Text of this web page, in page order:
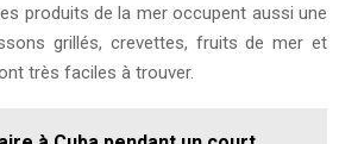
produits de la mer occupent aussi une
grillés, crevettes, fruits de mer et
très faciles à trouver.